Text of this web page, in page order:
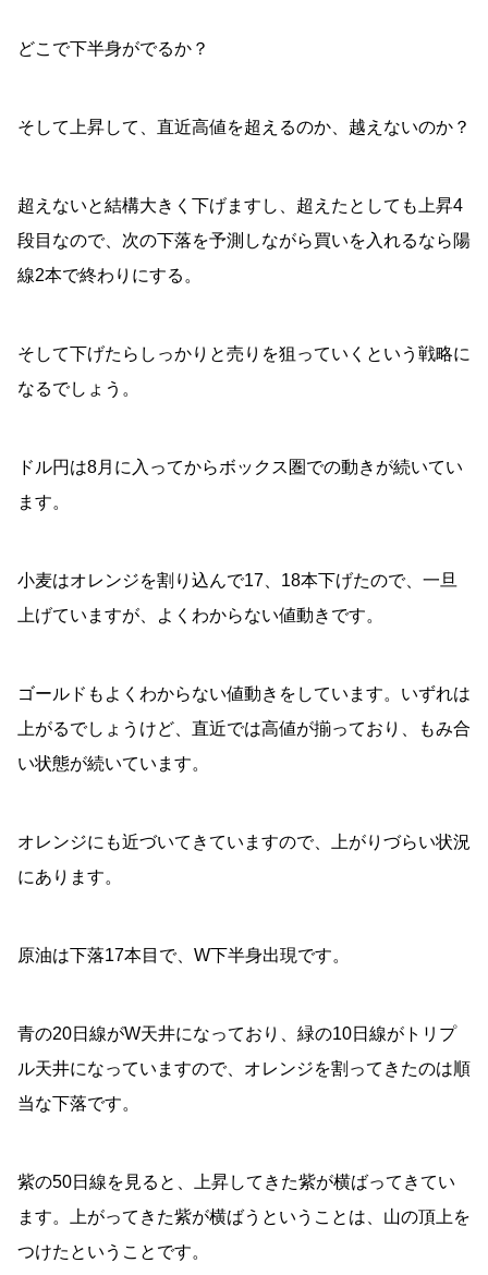
どこで下半身がでるか？
そして上昇して、直近高値を超えるのか、越えないのか？
超えないと結構大きく下げますし、超えたとしても上昇4
段目なので、次の下落を予測しながら買いを入れるなら陽
線2本で終わりにする。
そして下げたらしっかりと売りを狙っていくという戦略に
なるでしょう。
ドル円は8月に入ってからボックス圏での動きが続いてい
ます。
小麦はオレンジを割り込んで17、18本下げたので、一旦
上げていますが、よくわからない値動きです。
ゴールドもよくわからない値動きをしています。いずれは
上がるでしょうけど、直近では高値が揃っており、もみ合
い状態が続いています。
オレンジにも近づいてきていますので、上がりづらい状況
にあります。
原油は下落17本目で、W下半身出現です。
青の20日線がW天井になっており、緑の10日線がトリプ
ル天井になっていますので、オレンジを割ってきたのは順
当な下落です。
紫の50日線を見ると、上昇してきた紫が横ばってきてい
ます。上がってきた紫が横ばうということは、山の頂上を
つけたということです。